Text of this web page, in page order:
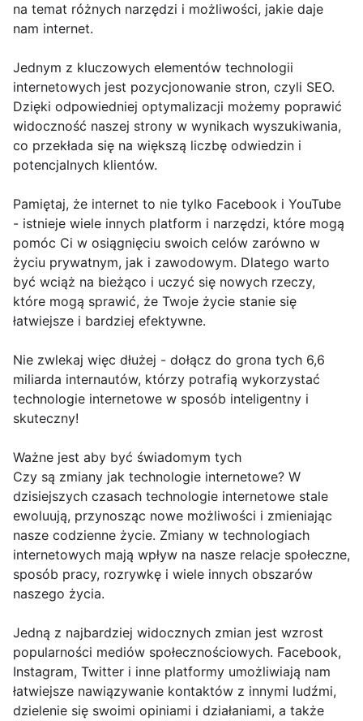
na temat różnych narzędzi i możliwości, jakie daje
nam internet.
Jednym z kluczowych elementów technologii
internetowych jest pozycjonowanie stron, czyli SEO.
Dzięki odpowiedniej optymalizacji możemy poprawić
widoczność naszej strony w wynikach wyszukiwania,
co przekłada się na większą liczbę odwiedzin i
potencjalnych klientów.
Pamiętaj, że internet to nie tylko Facebook i YouTube
- istnieje wiele innych platform i narzędzi, które mogą
pomóc Ci w osiągnięciu swoich celów zarówno w
życiu prywatnym, jak i zawodowym. Dlatego warto
być wciąż na bieżąco i uczyć się nowych rzeczy,
które mogą sprawić, że Twoje życie stanie się
łatwiejsze i bardziej efektywne.
Nie zwlekaj więc dłużej - dołącz do grona tych 6,6
miliarda internautów, którzy potrafią wykorzystać
technologie internetowe w sposób inteligentny i
skuteczny!
Ważne jest aby być świadomym tych
Czy są zmiany jak technologie internetowe? W
dzisiejszych czasach technologie internetowe stale
ewoluują, przynosząc nowe możliwości i zmieniając
nasze codzienne życie. Zmiany w technologiach
internetowych mają wpływ na nasze relacje społeczne,
sposób pracy, rozrywkę i wiele innych obszarów
naszego życia.
Jedną z najbardziej widocznych zmian jest wzrost
popularności mediów społecznościowych. Facebook,
Instagram, Twitter i inne platformy umożliwiają nam
łatwiejsze nawiązywanie kontaktów z innymi ludźmi,
dzielenie się swoimi opiniami i działaniami, a także